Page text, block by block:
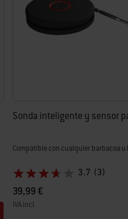
Sonda inteligente y sensor
Compatible con cualquier barbacoa u
3.7 (3)
39,99 €
IVA incl.